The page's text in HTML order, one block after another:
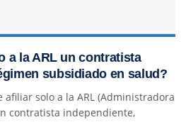
a la ARL un contratista
subsidiado en salud?
afiliar solo a la ARL (Administradora
contratista independiente,